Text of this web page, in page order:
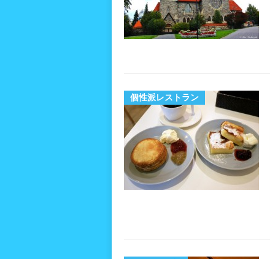
個性派レストラン